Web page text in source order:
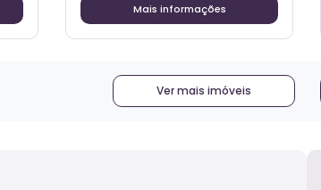
Mais informações
Ver mais imóveis